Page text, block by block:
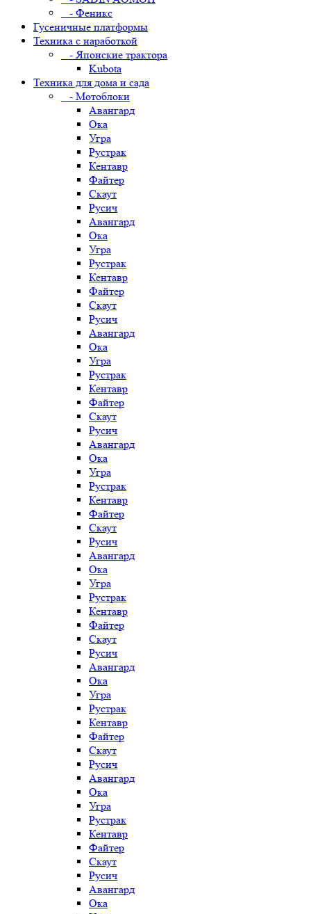
- Феникс
Гусеничные платформы
Техника с наработкой
- Японские трактора
Kubota
Техника для дома и сада
- Мотоблоки
Авангард
Ока
Угра
Рустрак
Кентавр
Файтер
Скаут
Русич
Авангард
Ока
Угра
Рустрак
Кентавр
Файтер
Скаут
Русич
Авангард
Ока
Угра
Рустрак
Кентавр
Файтер
Скаут
Русич
Авангард
Ока
Угра
Рустрак
Кентавр
Файтер
Скаут
Русич
Авангард
Ока
Угра
Рустрак
Кентавр
Файтер
Скаут
Русич
Авангард
Ока
Угра
Рустрак
Кентавр
Файтер
Скаут
Русич
Авангард
Ока
Угра
Рустрак
Кентавр
Файтер
Скаут
Русич
Авангард
Ока